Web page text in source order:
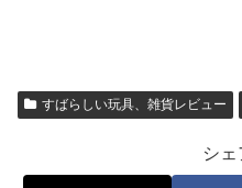
すばらしい玩具、雑貨レビュー
シェ